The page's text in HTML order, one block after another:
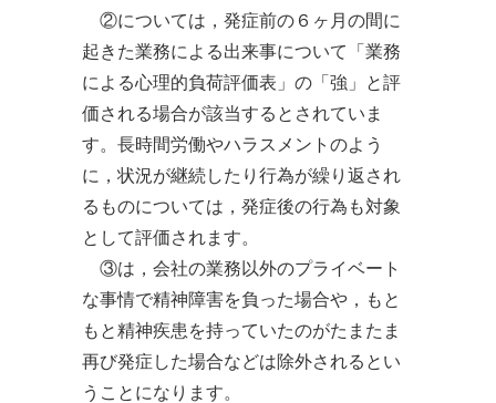
②については，発症前の６ヶ月の間に
起きた業務による出来事について「業務
による心理的負荷評価表」の「強」と評
価される場合が該当するとされていま
す。長時間労働やハラスメントのよう
に，状況が継続したり行為が繰り返され
るものについては，発症後の行為も対象
として評価されます。
③は，会社の業務以外のプライベート
な事情で精神障害を負った場合や，もと
もと精神疾患を持っていたのがたまたま
再び発症した場合などは除外されるとい
うことになります。